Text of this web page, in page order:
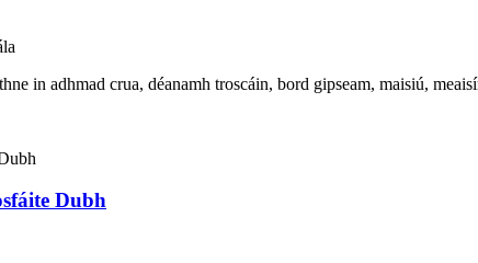
in adhmad crua, déanamh troscáin, bord gipseam, maisiú,
Dubh